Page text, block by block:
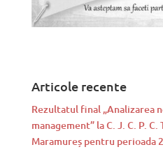
Articole recente
Rezultatul final „Analizarea
management” la C. J. C. P. C.
Maramureș pentru perioada